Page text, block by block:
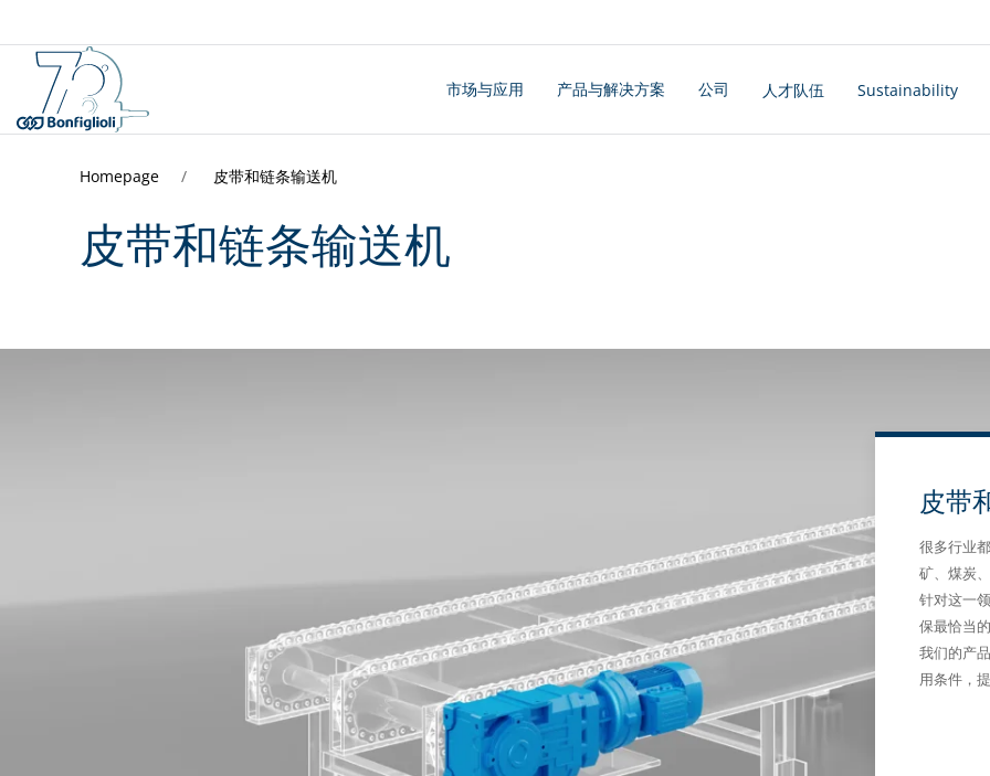
市场与应用 产品与解决方案 公司 人才队伍 Sustainability
Homepage 皮带和链条输送机
皮带和链条输送机
皮带
很多行业
矿、煤炭
针对这一
保最恰当
我们的产
用条件，